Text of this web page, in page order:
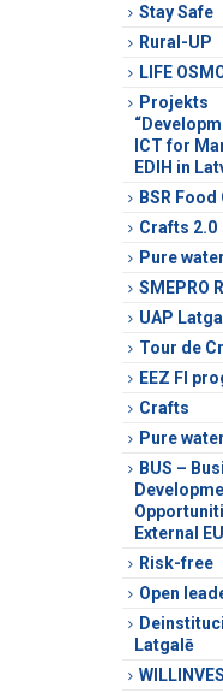
Stay Safe
Rural-UP
LIFE
Projekts
ICT for
EDIH in
BSR
Crafts 2.0
Pure water
SMEPRO
UAP
Tour de
EEZ FI
Crafts
Pure water
BUS –
External
Risk-free
Open
Latgalē